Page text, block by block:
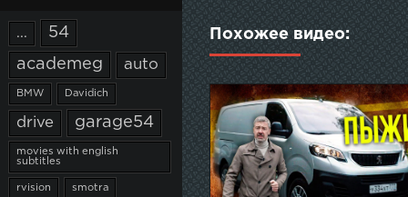
... 54
academeg auto
BMW Davidich
drive garage54
movies with english
subtitles
rvision smotra
Похожее видео: